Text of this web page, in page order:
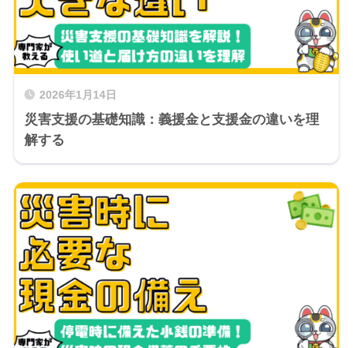
2026年1月14日
災害支援の基礎知識：義援金と支援金の違いを理
解する